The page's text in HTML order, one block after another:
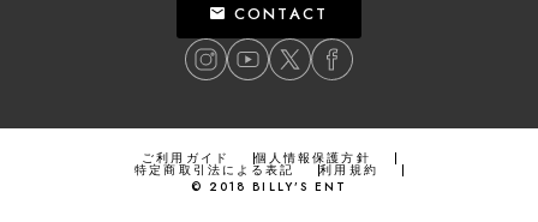
CONTACT
ご利用ガイド 個人情報保護方針
特定商取引法による表記
利用規約
© 2018 BILLY’S ENT